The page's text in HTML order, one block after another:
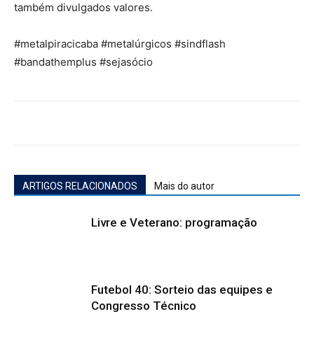
também divulgados valores.
#metalpiracicaba #metalúrgicos #sindflash
#bandathemplus #sejasócio
ARTIGOS RELACIONADOS Mais do autor
Livre e Veterano: programação
Futebol 40: Sorteio das equipes e
Congresso Técnico